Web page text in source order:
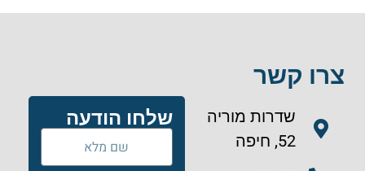
צרו קשר
שדרות מוריה
52, חיפה
שלחו הודעה